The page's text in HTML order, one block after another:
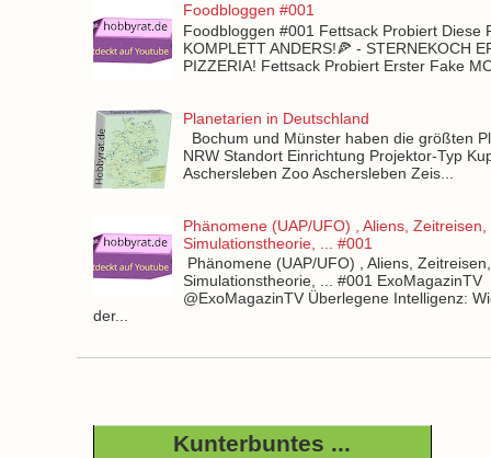
Foodbloggen #001
Foodbloggen #001 Fettsack Probiert Diese
KOMPLETT ANDERS!🍕 - STERNEKOCH
PIZZERIA! Fettsack Probiert Erster Fake
Planetarien in Deutschland
Bochum und Münster haben die größten
NRW Standort Einrichtung Projektor-Typ
Aschersleben Zoo Aschersleben Zeis...
Phänomene (UAP/UFO) , Aliens, Zeitreisen,
Simulationstheorie, ... #001
Phänomene (UAP/UFO) , Aliens, Zeitreisen,
Simulationstheorie, ... #001 ExoMagazinTV
@ExoMagazinTV Überlegene Intelligenz:
der...
Kunterbuntes ...